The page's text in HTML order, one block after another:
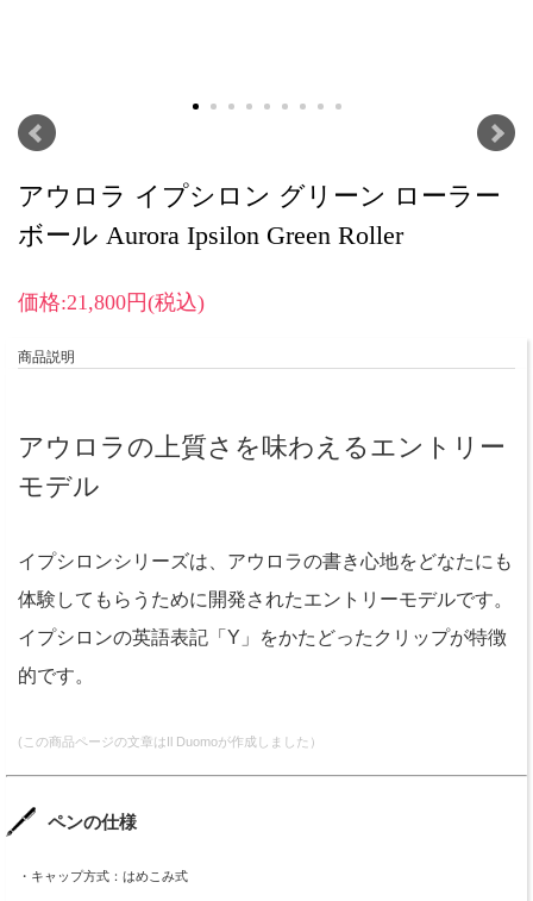
アウロラ イプシロン グリーン ローラー
ボール Aurora Ipsilon Green Roller
価格:21,800円(税込)
商品説明
アウロラの上質さを味わえるエントリー
モデル
イプシロンシリーズは、アウロラの書き心地をどなたにも
体験してもらうために開発されたエントリーモデルです。
イプシロンの英語表記「Y」をかたどったクリップが特徴
的です。
(この商品ページの文章はIl Duomoが作成しました）
ペンの仕様
・キャップ方式：はめこみ式